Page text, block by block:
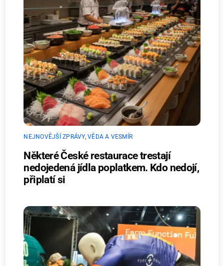
NEJNOVĚJŠÍ ZPRÁVY,VĚDA A VESMÍR
Některé České restaurace trestají
nedojedená jídla poplatkem. Kdo nedojí,
připlatí si